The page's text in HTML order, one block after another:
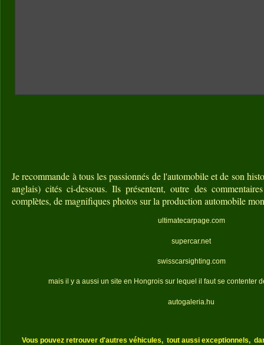
Je recommande à tous les passionnés de l'automobile et de son
anglais) cités ci-dessous. Ils présentent, outre des
complètes, de magnifiques photos sur la production automobile
ultimatecarpage.com
supercar.net
swisscarsighting.com
mais il y a aussi un site en Hongrois sur lequel il faut se contenter
autogaleria.hu
Vous pouvez retrouver d'autres véhicules, tout aussi exceptionnels,